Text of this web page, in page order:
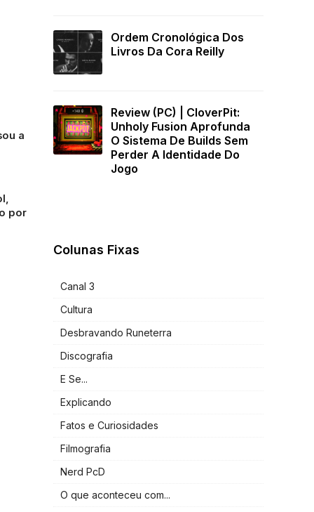
a
por
Ordem Cronológica Dos
Livros Da Cora Reilly
Review (PC) | CloverPit:
Unholy Fusion Aprofunda
O Sistema De Builds Sem
Perder A Identidade Do
Jogo
Colunas Fixas
Canal 3
Cultura
Desbravando Runeterra
Discografia
E Se...
Explicando
Fatos e Curiosidades
Filmografia
Nerd PcD
O que aconteceu com...